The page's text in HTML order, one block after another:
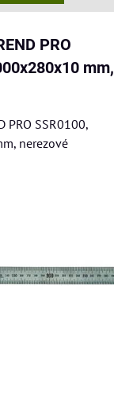
PRO
mm,
PRO SSR0100,
nerezové